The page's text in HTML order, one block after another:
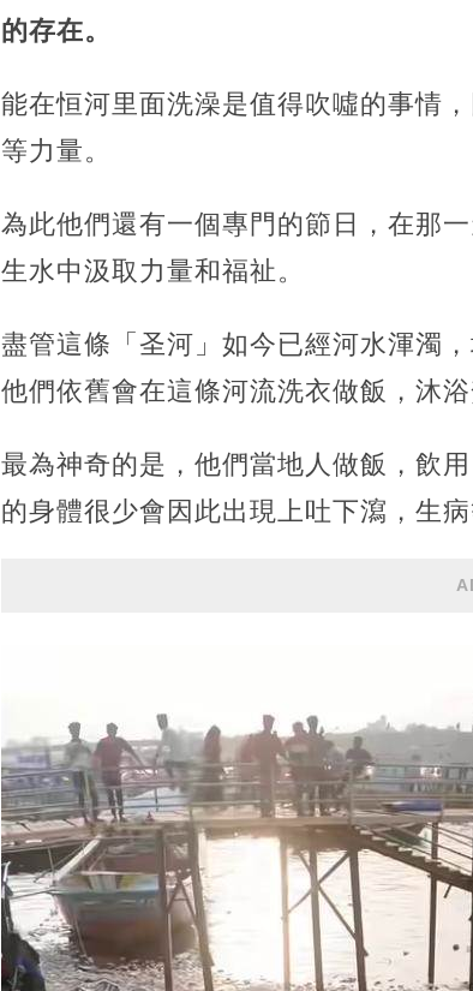
的存在。
能在恒河里面洗澡是值得吹噓的事情
等力量。
為此他們還有一個專門的節日，在那
生水中汲取力量和福祉。
盡管這條「圣河」如今已經河水渾濁，
他們依舊會在這條河流洗衣做飯，沐浴
最為神奇的是，他們當地人做飯，飲
的身體很少會因此出現上吐下瀉，生病